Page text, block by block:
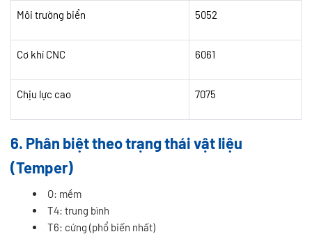
Môi trường biển 5052
Cơ khí CNC 6061
Chịu lực cao 7075
6. Phân biệt theo trạng thái vật liệu
(Temper)
O: mềm
T4: trung bình
T6: cứng (phổ biến nhất)